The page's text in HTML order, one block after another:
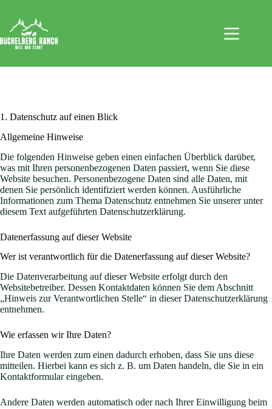
springen
1. Datenschutz auf einen Blick
Allgemeine Hinweise
Die folgenden Hinweise geben einen einfachen Überblick darüber,
was mit Ihren personenbezogenen Daten passiert, wenn Sie diese
Website besuchen. Personenbezogene Daten sind alle Daten, mit
denen Sie persönlich identifiziert werden können. Ausführliche
Informationen zum Thema Datenschutz entnehmen Sie unserer unter
diesem Text aufgeführten Datenschutzerklärung.
Datenerfassung auf dieser Website
Wer ist verantwortlich für die Datenerfassung auf dieser Website?
Die Datenverarbeitung auf dieser Website erfolgt durch den
Websitebetreiber. Dessen Kontaktdaten können Sie dem Abschnitt
„Hinweis zur Verantwortlichen Stelle“ in dieser Datenschutzerklärung
entnehmen.
Wie erfassen wir Ihre Daten?
Ihre Daten werden zum einen dadurch erhoben, dass Sie uns diese
mitteilen. Hierbei kann es sich z. B. um Daten handeln, die Sie in ein
Kontaktformular eingeben.
Andere Daten werden automatisch oder nach Ihrer Einwilligung beim